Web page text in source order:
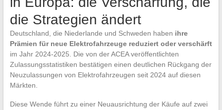
die Strategien ändert
Deutschland, die Niederlande und Schweden haben ihre
Prämien für neue Elektrofahrzeuge reduziert oder verschärft
im Jahr 2024-2025. Die von der ACEA veröffentlichten
Zulassungsstatistiken bestätigen einen deutlichen Rückgang der
Neuzulassungen von Elektrofahrzeugen seit 2024 auf diesen
Märkten.
Diese Wende führt zu einer Neuausrichtung der Käufe auf zwei